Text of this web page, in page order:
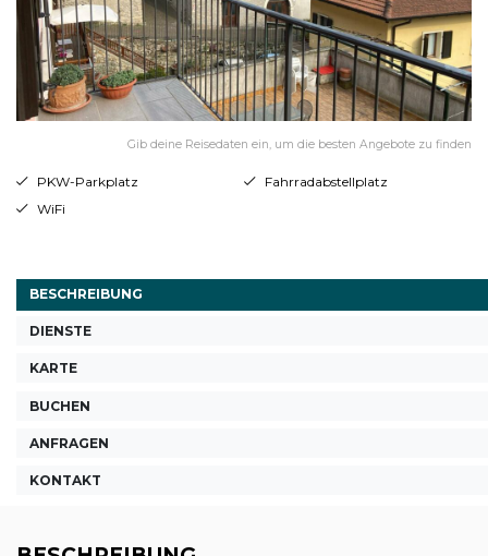
Gib deine Reisedaten ein, um die besten Angebote zu finden
PKW-Parkplatz
Fahrradabstellplatz
WiFi
BESCHREIBUNG
DIENSTE
KARTE
BUCHEN
ANFRAGEN
KONTAKT